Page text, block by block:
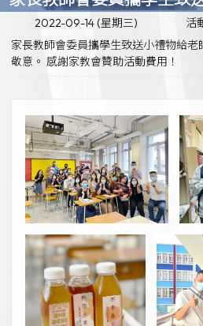
2022-09-14 (星期三)
活
家長教師會委員攜學生致送小禮物給
敬意。 感謝家教會贊助活動費用！